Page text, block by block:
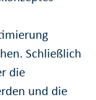
Schließlich
die
und die